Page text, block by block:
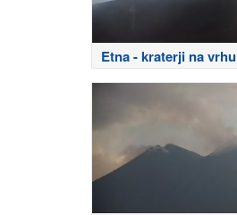
Etna - kraterji na vrhu